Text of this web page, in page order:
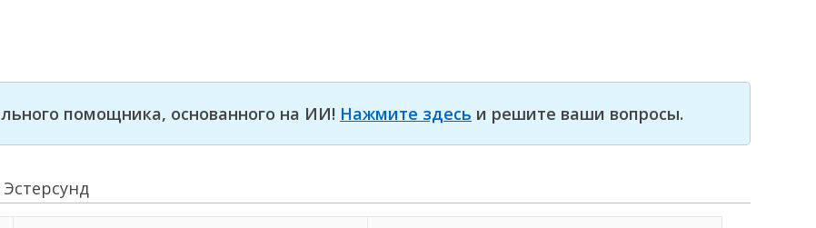
помощника, основанного на ИИ! Нажмите здесь и решите ваши вопросы.